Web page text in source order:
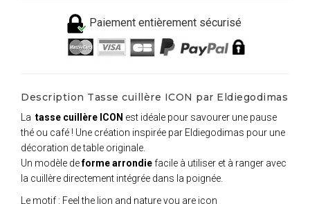
Paiement entièrement sécurisé
Description Tasse cuillère ICON par Eldiegodimas
La tasse cuillère ICON est idéale pour savourer une pause
thé ou café ! Une création inspirée par Eldiegodimas pour une
décoration de table originale.
Un modèle deforme arrondiefacile à utiliser et à ranger avec
la cuillère directement intégrée dans la poignée.
Le motif : Feel the lion and nature you are icon